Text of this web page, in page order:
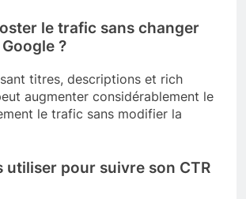
le trafic sans changer
?
titres, descriptions et rich
augmenter considérablement le
le trafic sans modifier la
utiliser pour suivre son CTR